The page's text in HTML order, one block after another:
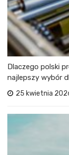
Dlaczego polski
najlepszy wybór
25 kwietnia